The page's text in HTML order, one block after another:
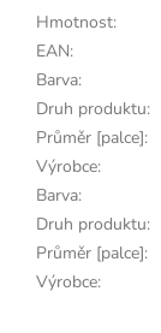
Hmotnost:
EAN:
Barva:
Druh produktu:
Průměr [palce]:
Výrobce:
Barva:
Druh produktu:
Průměr [palce]:
Výrobce: